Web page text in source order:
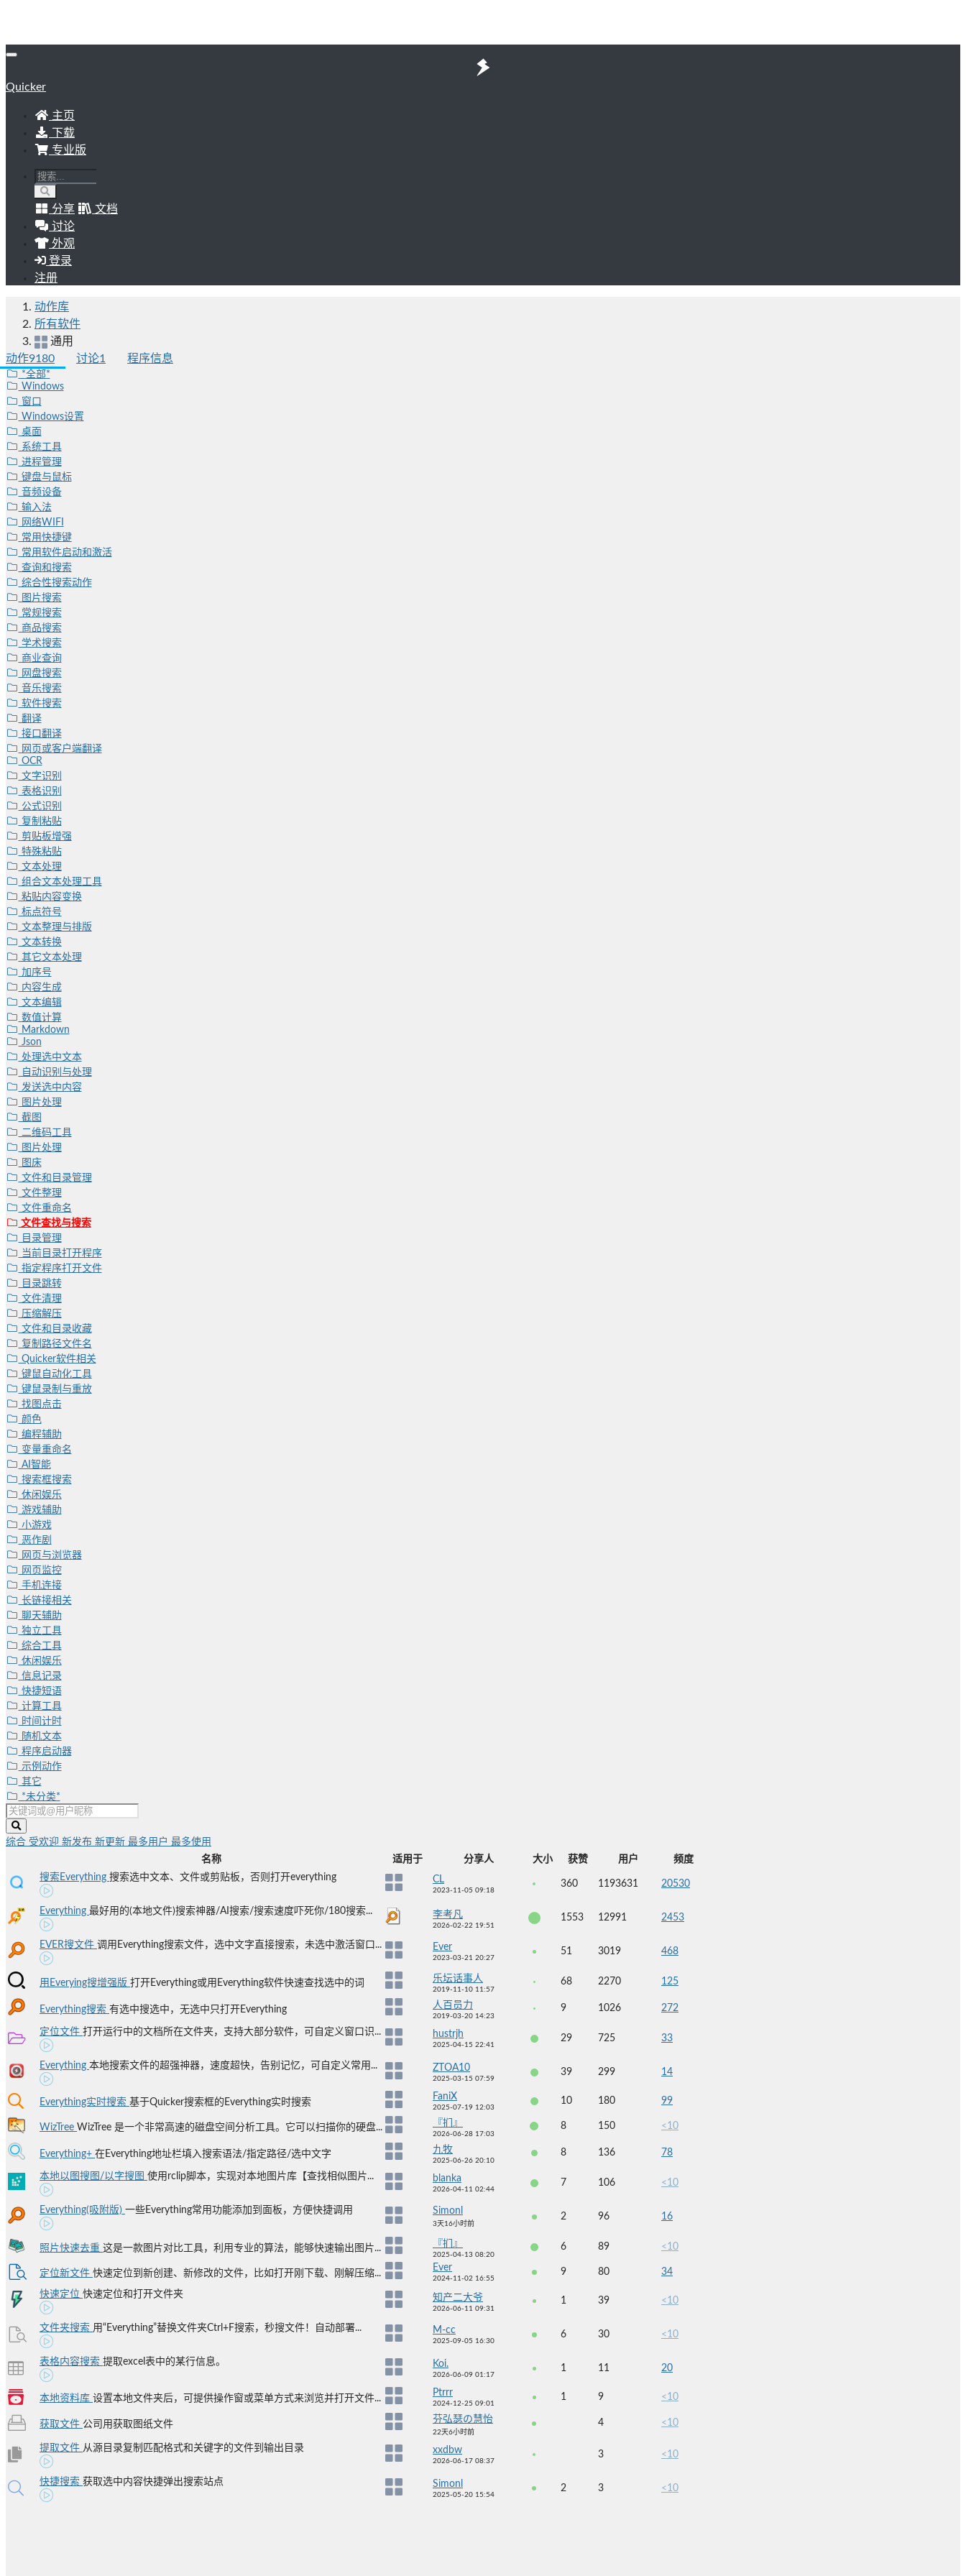
Quicker
主页
下载
专业版
分享
文档
讨论
外观
登录
注册
动作库
所有软件
通用
动作9180 讨论1 程序信息
*全部*
Windows
窗口
Windows设置
桌面
系统工具
进程管理
键盘与鼠标
音频设备
输入法
网络WIFI
常用快捷键
常用软件启动和激活
查询和搜索
综合性搜索动作
图片搜索
常规搜索
商品搜索
学术搜索
商业查询
网盘搜索
音乐搜索
软件搜索
翻译
接口翻译
网页或客户端翻译
OCR
文字识别
表格识别
公式识别
复制粘贴
剪贴板增强
特殊粘贴
文本处理
组合文本处理工具
粘贴内容变换
标点符号
文本整理与排版
文本转换
其它文本处理
加序号
内容生成
文本编辑
数值计算
Markdown
Json
处理选中文本
自动识别与处理
发送选中内容
图片处理
截图
二维码工具
图片处理
图床
文件和目录管理
文件整理
文件重命名
文件查找与搜索
目录管理
当前目录打开程序
指定程序打开文件
目录跳转
文件清理
压缩解压
文件和目录收藏
复制路径文件名
Quicker软件相关
键鼠自动化工具
键鼠录制与重放
找图点击
颜色
编程辅助
变量重命名
AI智能
搜索框搜索
休闲娱乐
游戏辅助
小游戏
恶作剧
网页与浏览器
网页监控
手机连接
长链接相关
聊天辅助
独立工具
综合工具
休闲娱乐
信息记录
快捷短语
计算工具
时间计时
随机文本
程序启动器
示例动作
其它
*未分类*
综合 受欢迎 新发布 新更新 最多用户 最多使用
名称
适用于 分享人 大小 获赞 用户
频度
搜索Everything 搜索选中文本、文件或剪贴板，否则打开everything CL
2023-11-05 09:18
360 1193631 20530
Everything 最好用的(本地文件)搜索神器/AI搜索/搜索速度吓死你/180搜索... 李考凡
2026-02-22 19:51
1553 12991 2453
EVER搜文件 调用Everything搜索文件，选中文字直接搜索，未选中激活窗口... Ever
2023-03-21 20:27
51 3019 468
用Everying搜增强版 打开Everything或用Everything软件快速查找选中的词 乐坛话事人
2019-11-10 11:57
68 2270 125
Everything搜索 有选中搜选中，无选中只打开Everything 人百员力
2019-03-20 14:23
9 1026 272
定位文件 打开运行中的文档所在文件夹，支持大部分软件，可自定义窗口识... hustrjh
2025-04-15 22:41
29 725 33
Everything 本地搜索文件的超强神器，速度超快，告别记忆，可自定义常用... ZTOA10
2025-03-15 07:59
39 299 14
Everything实时搜索 基于Quicker搜索框的Everything实时搜索
FaniX
2025-07-19 12:03
10 180 99
WizTree WizTree 是一个非常高速的磁盘空间分析工具。它可以扫描你的硬盘... 『扪』
2026-06-28 17:03
8 150 <10
Everything+ 在Everything地址栏填入搜索语法/指定路径/选中文字 九牧
2025-06-26 20:10
8 136 78
本地以图搜图/以字搜图 使用rclip脚本，实现对本地图片库【查找相似图片... blanka
2026-04-11 02:44
7 106 <10
Everything(吸附版) 一些Everything常用功能添加到面板，方便快捷调用 Simonl
3天16小时前
2 96 16
照片快速去重 这是一款图片对比工具，利用专业的算法，能够快速输出图片... 『扪』
2025-04-13 08:20
6 89 <10
定位新文件 快速定位到新创建、新修改的文件，比如打开刚下载、刚解压缩...
Ever
2024-11-02 16:55
9 80 34
快速定位 快速定位和打开文件夹 知产二大爷
2026-06-11 09:31
1 39 <10
文件夹搜索 用“Everything”替换文件夹Ctrl+F搜索，秒搜文件！自动部署... M-cc
2025-09-05 16:30
6 30 <10
表格内容搜索 提取excel表中的某行信息。 Koi.
2026-06-09 01:17
1 11 20
本地资料库 设置本地文件夹后，可提供操作窗或菜单方式来浏览并打开文件...
Ptrrr
2024-12-25 09:01
1 9 <10
获取文件 公司用获取图纸文件 芬弘瑟の慧怡
22天6小时前
4 <10
提取文件 从源目录复制匹配格式和关键字的文件到输出目录 xxdbw
2026-06-17 08:37
3 <10
快捷搜索 获取选中内容快捷弹出搜索站点 Simonl
2025-05-20 15:54
2 3 <10